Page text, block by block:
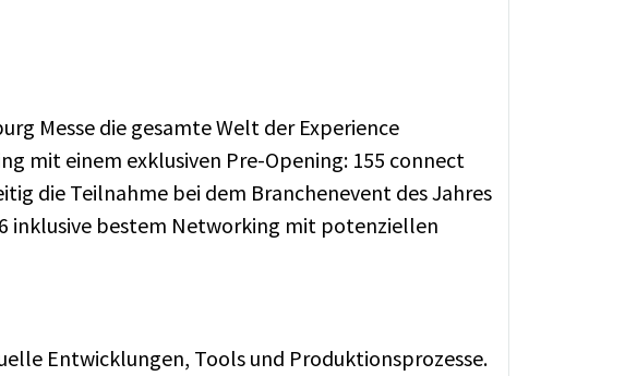
Messe die gesamte Welt der Experience
mit einem exklusiven Pre-Opening: 155 connect
die Teilnahme bei dem Branchenevent des Jahres
inklusive bestem Networking mit potenziellen
Entwicklungen, Tools und Produktionsprozesse.